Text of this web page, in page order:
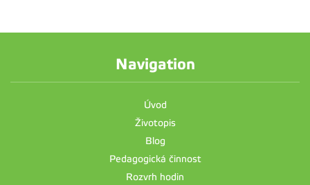
Navigation
Úvod
Životopis
Blog
Pedagogická činnost
Rozvrh hodin